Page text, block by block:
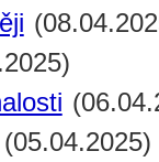
(05.04.2025)